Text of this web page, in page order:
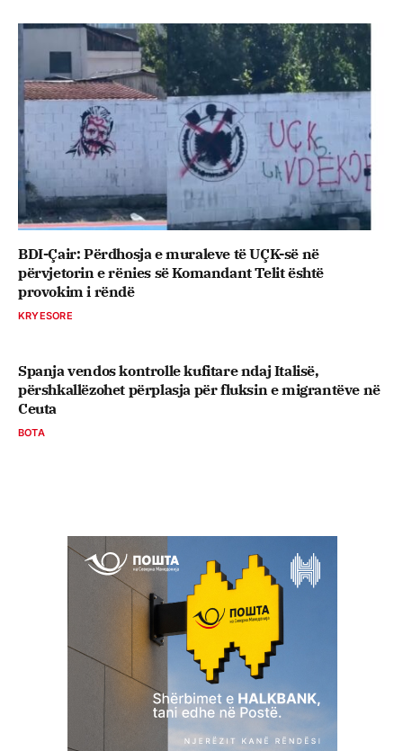
BDI-Çair: Përdhosja e muraleve të UÇK-së në
përvjetorin e rënies së Komandant Telit është
provokim i rëndë
KRYESORE
Spanja vendos kontrolle kufitare ndaj Italisë,
përshkallëzohet përplasja për fluksin e migrantëve në
Ceuta
BOTA